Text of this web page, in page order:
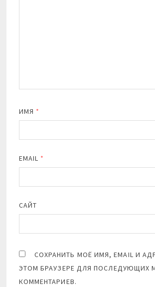
ИМЯ *
EMAIL *
САЙТ
СОХРАНИТЬ МОЁ ИМЯ, EMAIL И
ЭТОМ БРАУЗЕРЕ ДЛЯ ПОСЛЕДУЮЩИХ
КОММЕНТАРИЕВ.